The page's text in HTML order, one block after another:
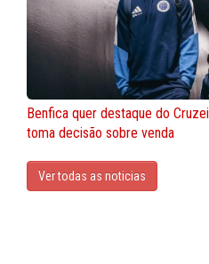
Benfica quer destaque do
toma decisão sobre venda
Ver todas as noticias